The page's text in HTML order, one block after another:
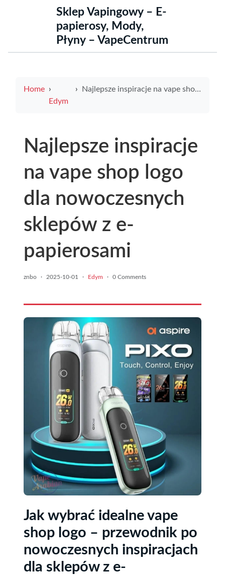
Sklep Vapingowy – E-
papierosy, Mody,
Płyny – VapeCentrum
Home
Edym
Najlepsze inspiracje na vape shop logo dla nowoczesnych sklepów z e-papierosami
Najlepsze inspiracje
na vape shop logo
dla nowoczesnych
sklepów z e-
papierosami
znbo · 2025-10-01 · Edym · 0 Comments
Jak wybrać idealne vape
shop logo – przewodnik po
nowoczesnych inspiracjach
dla sklepów z e-